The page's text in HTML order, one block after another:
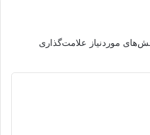
موردنیاز علامت‌گذاری